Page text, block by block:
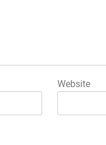
Website